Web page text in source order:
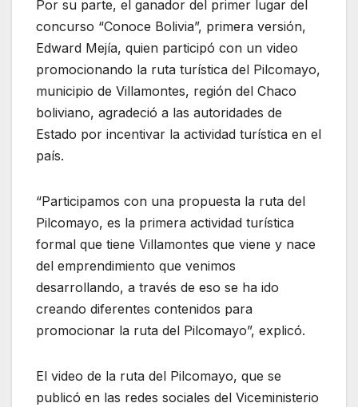
Por su parte, el ganador del primer lugar del
concurso “Conoce Bolivia”, primera versión,
Edward Mejía, quien participó con un video
promocionando la ruta turística del Pilcomayo,
municipio de Villamontes, región del Chaco
boliviano, agradeció a las autoridades de
Estado por incentivar la actividad turística en el
país.
“Participamos con una propuesta la ruta del
Pilcomayo, es la primera actividad turística
formal que tiene Villamontes que viene y nace
del emprendimiento que venimos
desarrollando, a través de eso se ha ido
creando diferentes contenidos para
promocionar la ruta del Pilcomayo”, explicó.
El video de la ruta del Pilcomayo, que se
publicó en las redes sociales del Viceministerio